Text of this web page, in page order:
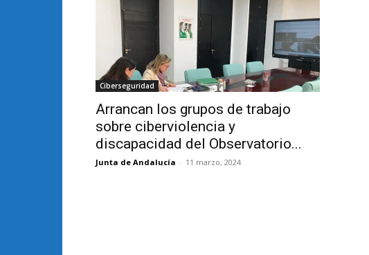
Ciberseguridad
Arrancan los grupos de trabajo
sobre ciberviolencia y
discapacidad del Observatorio...
Junta de Andalucía - 11 marzo, 2024